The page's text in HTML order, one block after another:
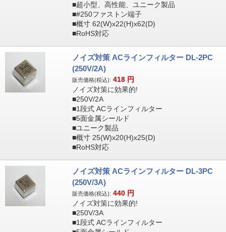
■超小型、高性能、ユニーク製品
■#250ファストン端子
■概寸 62(W)x22(H)x62(D)
■RoHS対応
ノイズ対策 ACラインフィルター DL-2PC
(250V/2A)
販売価格(税込): 418 円
ノイズ対策に効果的!
■250V/2A
■1段式 ACラインフィルター
■5面金属シールド
■ユニーク製品
■概寸 25(W)x20(H)x25(D)
■RoHS対応
ノイズ対策 ACラインフィルター DL-3PC
(250V/3A)
販売価格(税込): 440 円
ノイズ対策に効果的!
■250V/3A
■1段式 ACラインフィルター